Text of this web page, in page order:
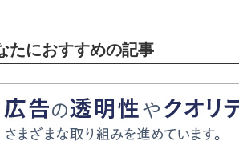
たにおすすめの記事